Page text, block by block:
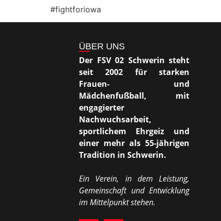
#fightforiowa
ÜBER UNS
Der FSV 02 Schwerin steht
seit 2002 für starken
Frauen- und
Mädchenfußball, mit
engagierter
Nachwuchsarbeit,
sportlichem Ehrgeiz und
einer mehr als 55-jährigen
Tradition in Schwerin.
Ein Verein, in dem Leistung,
Gemeinschaft und Entwicklung
im Mittelpunkt stehen.